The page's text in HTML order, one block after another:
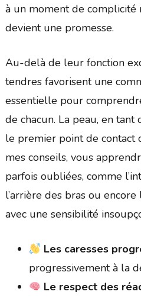
à un moment de complicité
devient une promesse.
Au-delà de leur fonction
tendres favorisent une
essentielle pour
de chacun. La peau, en tant
le premier point de contact
mes conseils, vous
parfois oubliées, comme
l’arrière des bras ou
avec une sensibilité
Les caresses
progressivement à la
Le respect des